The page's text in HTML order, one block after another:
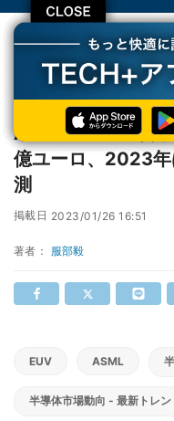
TECH+ テクノロジー
半導
ASMLの2022年売上高は前年
ASMLの2022年売
億ユーロ、2023
測
掲載日 2023/01/26 16:51
著者： 服部毅
EUV ASML
半導体市場動向 - 最新トレン